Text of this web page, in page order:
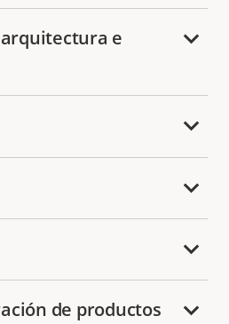
e
de productos